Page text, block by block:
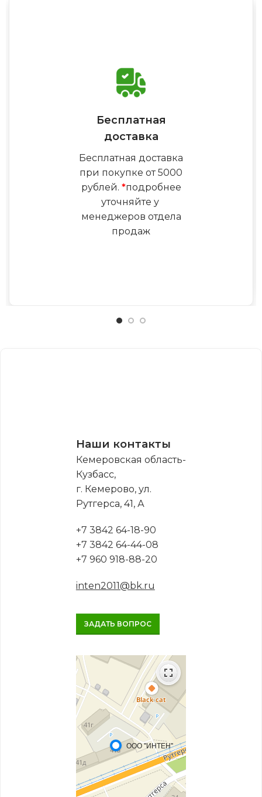
Бесплатная
доставка
Бесплатная доставка
при покупке от 5000
рублей. *подробнее
уточняйте у
менеджеров отдела
продаж
Наши контакты
Кемеровская область-
Кузбасс,
г. Кемерово, ул.
Рутгерса, 41, А
+7 3842 64-18-90
+7 3842 64-44-08
+7 960 918-88-20
inten2011@bk.ru
ЗАДАТЬ ВОПРОС